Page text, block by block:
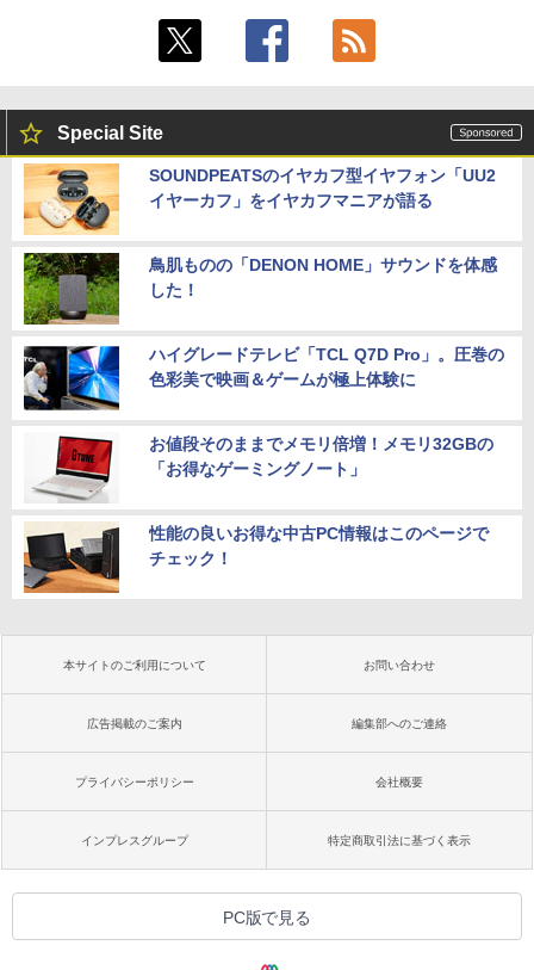
Special Site
SOUNDPEATSのイヤカフ型イヤフォン「UU2
イヤーカフ」をイヤカフマニアが語る
鳥肌ものの「DENON HOME」サウンドを体感
した！
ハイグレードテレビ「TCL Q7D Pro」。圧巻の
色彩美で映画＆ゲームが極上体験に
お値段そのままでメモリ倍増！メモリ32GBの
「お得なゲーミングノート」
性能の良いお得な中古PC情報はこのページで
チェック！
本サイトのご利用について お問い合わせ
広告掲載のご案内 編集部へのご連絡
プライバシーポリシー 会社概要
インプレスグループ 特定商取引法に基づく表示
PC版で見る